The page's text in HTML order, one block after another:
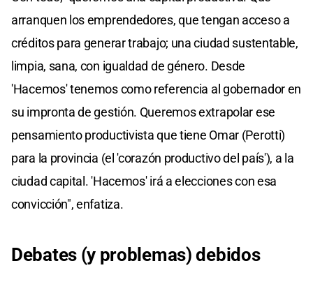
arranquen los emprendedores, que tengan acceso a
créditos para generar trabajo; una ciudad sustentable,
limpia, sana, con igualdad de género. Desde
'Hacemos' tenemos como referencia al gobernador en
su impronta de gestión. Queremos extrapolar ese
pensamiento productivista que tiene Omar (Perotti)
para la provincia (el 'corazón productivo del país'), a la
ciudad capital. 'Hacemos' irá a elecciones con esa
convicción", enfatiza.
Debates (y problemas) debidos